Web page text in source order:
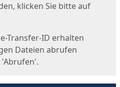
klicken Sie bitte auf
Transfer-ID erhalten
Dateien abrufen
'Abrufen'.